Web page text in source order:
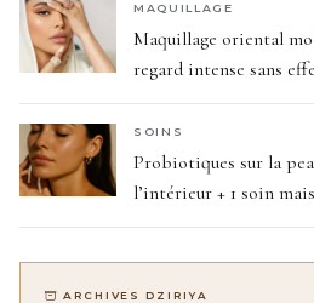
MAQUILLAGE
Maquillage oriental
regard intense sans
SOINS
Probiotiques sur la
l’intérieur + 1 soin
ARCHIVES DZIRIYA